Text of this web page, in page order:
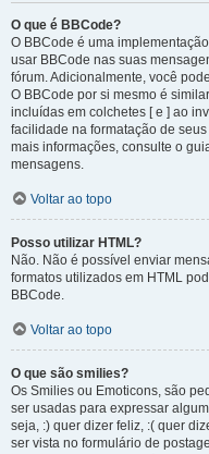
O que é BBCode?
O BBCode é uma
usar BBCode nas suas
fórum. Adicionalmente, você
O BBCode por si mesmo é
incluídas em colchetes [ e ] ao
facilidade na formatação de
mais informações, consulte o
mensagens.
Voltar ao topo
Posso utilizar HTML?
Não. Não é possível enviar
formatos utilizados em HTML
BBCode.
Voltar ao topo
O que são smilies?
Os Smilies ou Emoticons, são
ser usadas para expressar
seja, :) quer dizer feliz, :( quer
ser vista no formulário de